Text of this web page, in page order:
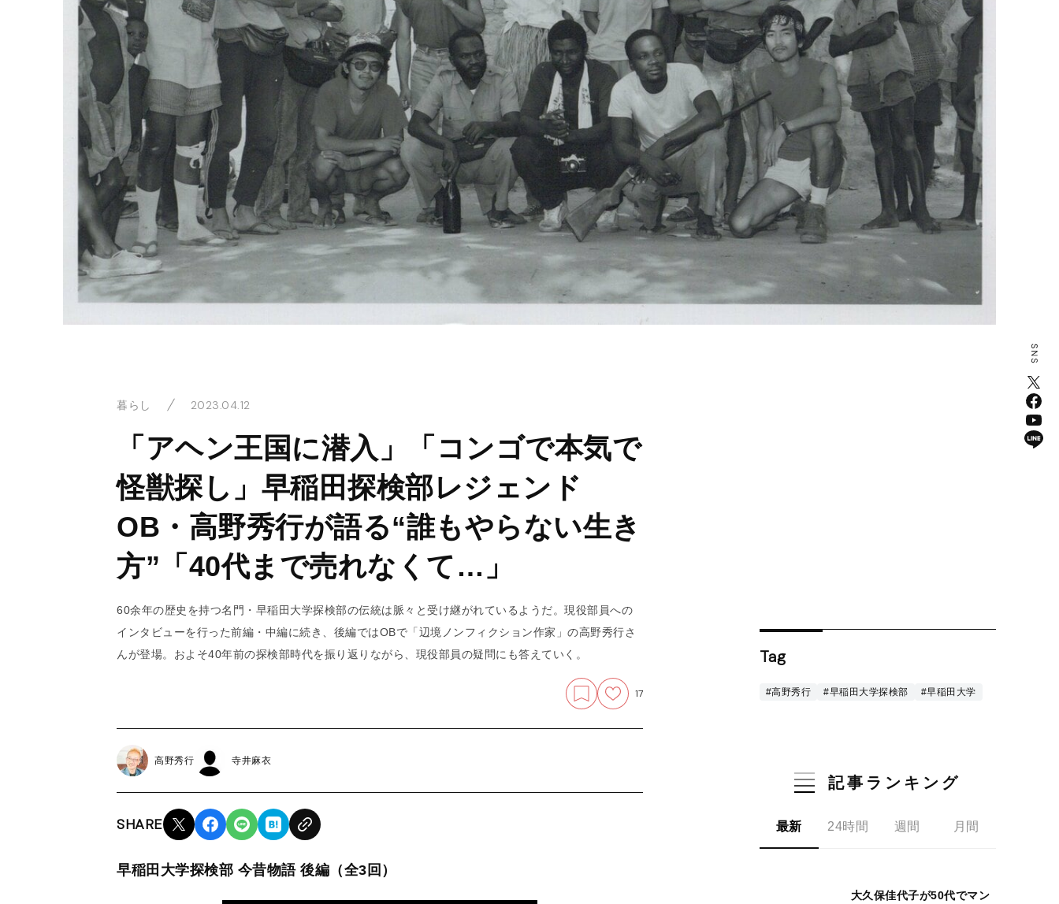
暮らし 2023.04.12
「アヘン王国に潜入」「コンゴで本気で
怪獣探し」早稲田探検部レジェンド
OB・高野秀行が語る“誰もやらない生き
方”「40代まで売れなくて…」
60余年の歴史を持つ名門・早稲田大学探検部の伝統は脈々と受け継がれているようだ。現役部員への
インタビューを行った前編・中編に続き、後編ではOBで「辺境ノンフィクション作家」の高野秀行さ
んが登場。およそ40年前の探検部時代を振り返りながら、現役部員の疑問にも答えていく。
17
高野秀行 寺井麻衣
SHARE
早稲田大学探検部 今昔物語 後編（全3回）
Tag
#高野秀行 #早稲田大学探検部 #早稲田大学
記事ランキング
最新 24時間 週間 月間
大久保佳代子が50代でマン